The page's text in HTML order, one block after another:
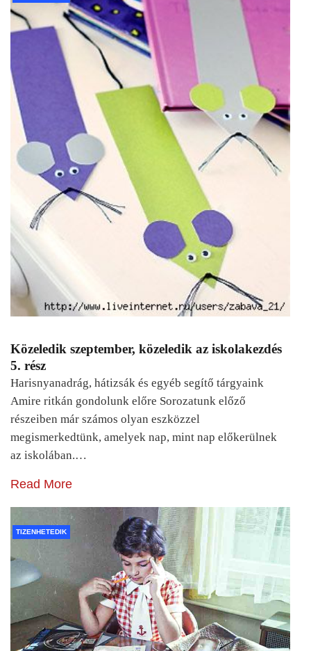
Közeledik szeptember, közeledik az iskolakezdés
5. rész
Harisnyanadrág, hátizsák és egyéb segítő tárgyaink
Amire ritkán gondolunk előre Sorozatunk előző
részeiben már számos olyan eszközzel
megismerkedtünk, amelyek nap, mint nap előkerülnek
az iskolában.…
Read More
TIZENHETEDIK